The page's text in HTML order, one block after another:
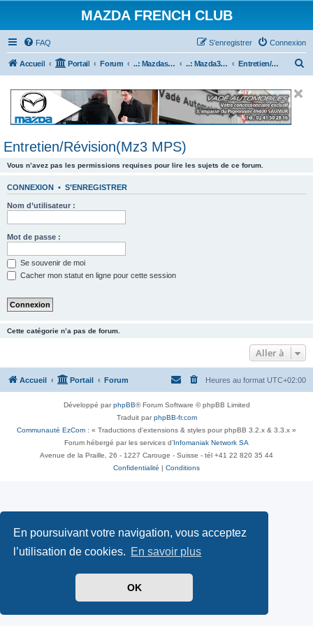
En poursuivant votre navigation, vous acceptez
l’utilisation de cookies. En savoir plus
OK
MAZDA FRENCH CLUB
FAQ Connexion
S’enregistrer
Accueil Portail Forum ..: Mazdaspeed & MPS :.. ..: Mazda3 MPS & Mazdaspeed 3 :.. Entretien/Révision(Mz3 MPS)
e
Entretien/Révision(Mz3 MPS)
Vous n’avez pas les permissions requises pour lire les sujets de ce forum.
CONNEXION • S’ENREGISTRER
Nom d’utilisateur :
Mot de passe :
Se souvenir de moi
Cacher mon statut en ligne pour cette session
Cette catégorie n’a pas de forum.
Aller à
Accueil Portail Forum Heures au format UTC+02:00
Développé parphpBB® Forum Software © phpBB Limited
Traduit parphpBB-fr.com
Communauté EzCom : « Traductions d'extensions & styles pour phpBB 3.2.x & 3.3.x »
Forum hébergé par les services d’ Infomaniak Network SA
Avenue de la Praille, 26 - 1227 Carouge - Suisse - tél +41 22 820 35 44
Confidentialité
Conditions